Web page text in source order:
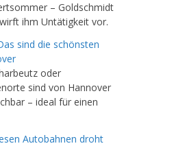
– Goldschmidt
ihm Untätigkeit vor.
sind die schönsten
oder
sind von Hannover
– ideal für einen
Autobahnen droht